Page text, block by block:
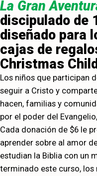
La Gran
discipulado de
diseñado para
cajas de
Christmas
Los niños que participan
seguir a Cristo y
hacen, familias y
por el poder del
Cada donación de $6 le
aprender sobre al amor
estudian la Biblia con un
terminado este curso,